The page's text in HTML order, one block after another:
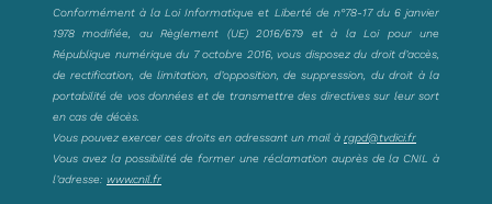
Conformément à la Loi Informatique et Liberté de n°78-17 du 6 janvier
1978 modifiée, au Règlement (UE) 2016/679 et à la Loi pour une
République numérique du 7 octobre 2016, vous disposez du droit d’accès,
de rectification, de limitation, d’opposition, de suppression, du droit à la
portabilité de vos données et de transmettre des directives sur leur sort
en cas de décès.
Vous pouvez exercer ces droits en adressant un mail à rgpd@tvdici.fr
Vous avez la possibilité de former une réclamation auprès de la CNIL à
l’adresse: www.cnil.fr